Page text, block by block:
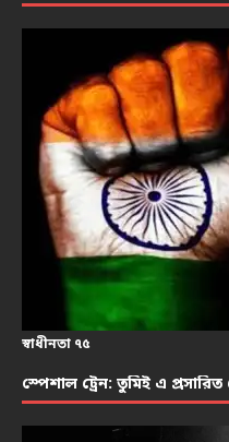
স্বাধীনতা ৭৫
স্পেশাল ট্রেন: তুমিই এ